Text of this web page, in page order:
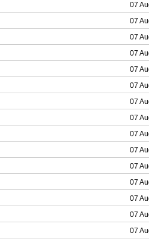
07
07
07
07
07
07
07
07
07
07
07
07
07
07
07